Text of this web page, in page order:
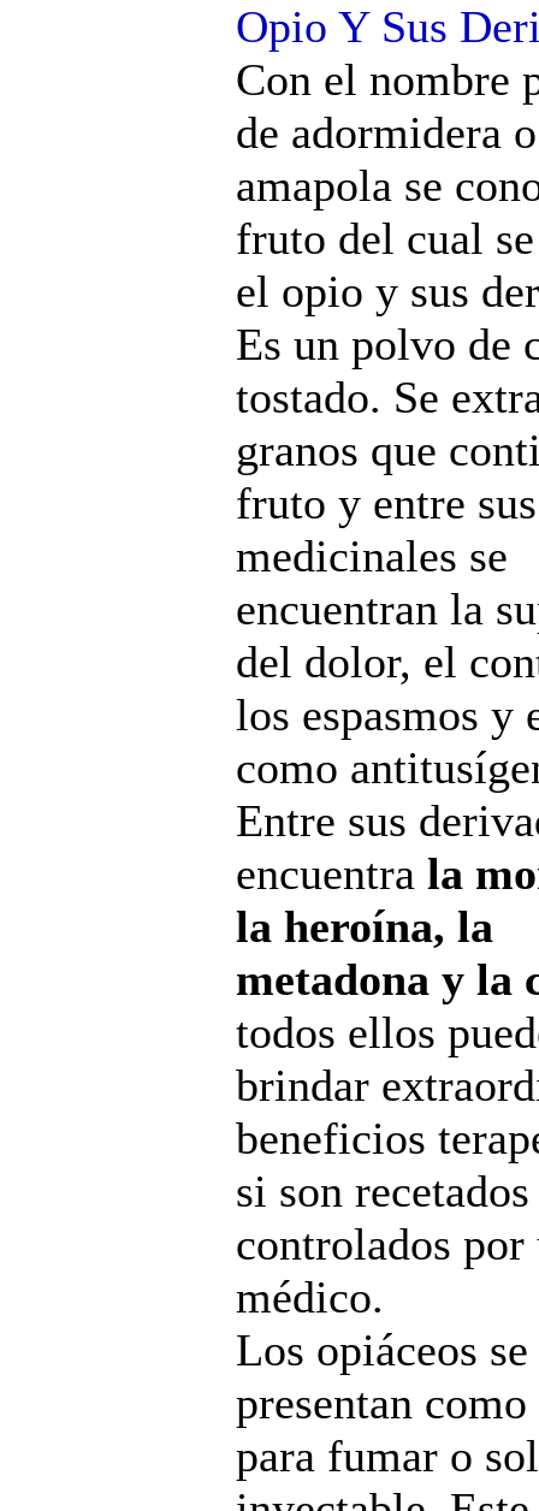
Opio Y Sus
Con el nombre
de adormidera o
amapola se
fruto del cual
el opio y sus
Es un polvo de
tostado. Se
granos que
fruto y entre
medicinales se
encuentran la
del dolor, el
los espasmos y
como
Entre sus
encuentra la
la heroína, la
metadona y la
todos ellos
brindar
beneficios
si son
controlados por
médico.
Los opiáceos se
presentan
para fumar o